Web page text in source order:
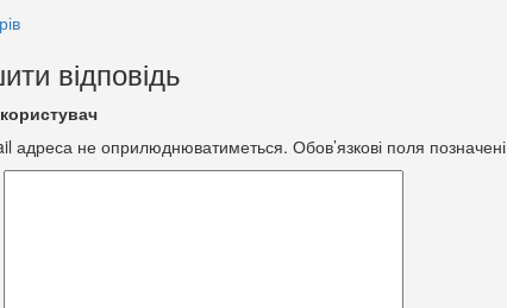
відповідь
адреса не оприлюднюватиметься. Обов’язкові поля позначені